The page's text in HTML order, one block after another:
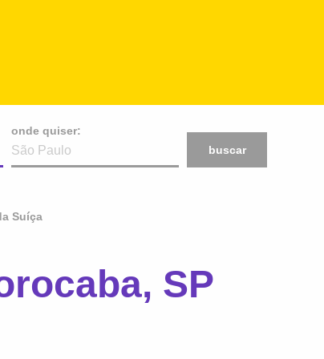
onde quiser:
buscar
Suíça
SP